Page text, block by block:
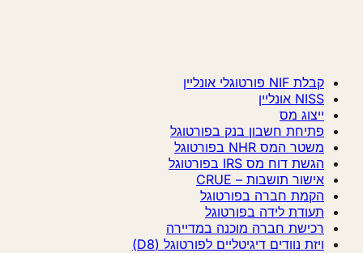
קבלת NIF פורטוגלי אונליין
NISS אונליין
ייצוג מס
פתיחת חשבון בנק בפורטוגל
משטר המס NHR בפורטוגל
הגשת דוח מס IRS בפורטוגל
אישור תושבות – CRUE
הקמת חברה בפורטוגל
תעודת לידה בפורטוגל
רכישת חברה מוכנה במדיירה
ויזת נוודים דיגיטליים לפורטוגל (D8)